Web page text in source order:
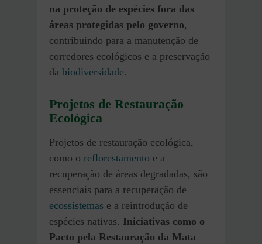
na proteção de espécies fora das
áreas protegidas pelo governo,
contribuindo para a manutenção de
corredores ecológicos e a preservação
da biodiversidade.
Projetos de Restauração
Ecológica
Projetos de restauração ecológica,
como o reflorestamento e a
recuperação de áreas degradadas, são
essenciais para a recuperação de
ecossistemas e a reintrodução de
espécies nativas. Iniciativas como o
Pacto pela Restauração da Mata